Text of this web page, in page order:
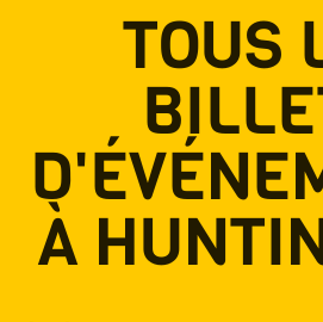
TOUS
À